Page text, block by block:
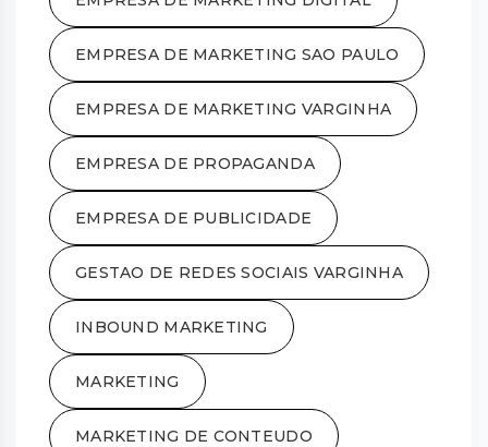
EMPRESA DE MARKETING SAO PAULO
EMPRESA DE MARKETING VARGINHA
EMPRESA DE PROPAGANDA
EMPRESA DE PUBLICIDADE
GESTAO DE REDES SOCIAIS VARGINHA
INBOUND MARKETING
MARKETING
MARKETING DE CONTEUDO